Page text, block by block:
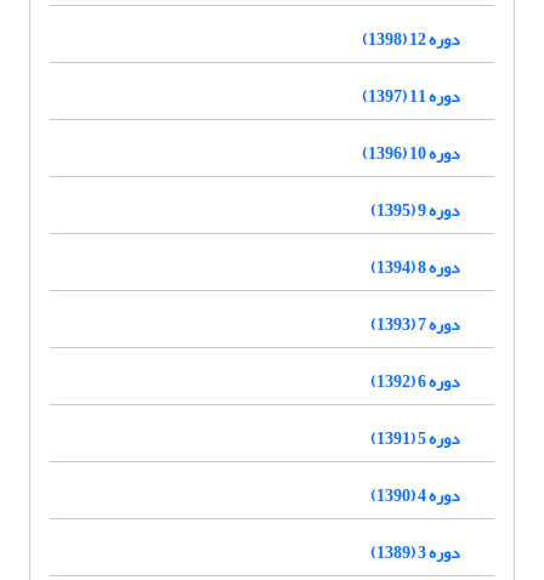
دوره 12 (1398)
دوره 11 (1397)
دوره 10 (1396)
دوره 9 (1395)
دوره 8 (1394)
دوره 7 (1393)
دوره 6 (1392)
دوره 5 (1391)
دوره 4 (1390)
دوره 3 (1389)